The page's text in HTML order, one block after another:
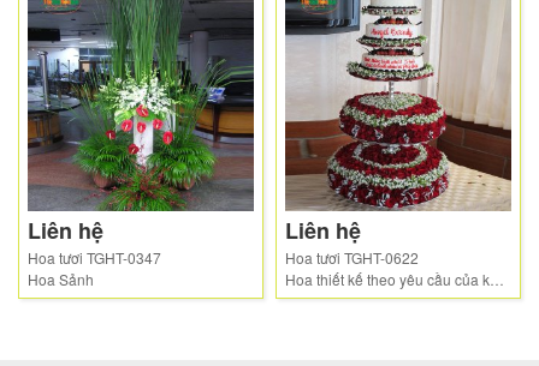
Liên hệ
Hoa tươi TGHT-0347
Hoa Sảnh
Liên hệ
Hoa tươi TGHT-0622